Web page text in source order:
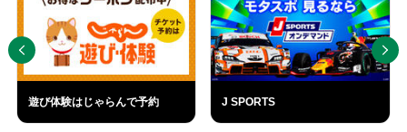
遊び体験はじゃらんで予約 J SPORTS